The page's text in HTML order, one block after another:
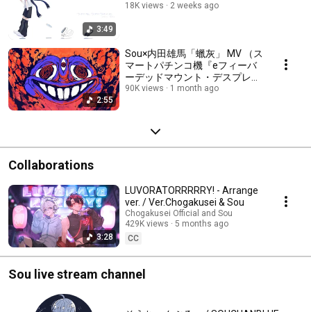
3:49
18K views 2 weeks ago
2:55
Sou×内田雄馬「蠟灰」 MV （ス
マートパチンコ機『eフィーバ
ーデッドマウント・デスプレイ
魂神9000』搭載曲）
90K views 1 month ago
Collaborations
3:28
LUVORATORRRRRY! - Arrange
ver. / Ver.Chogakusei & Sou
Chogakusei Official and Sou
429K views
5 months ago
CC
Sou live stream channel